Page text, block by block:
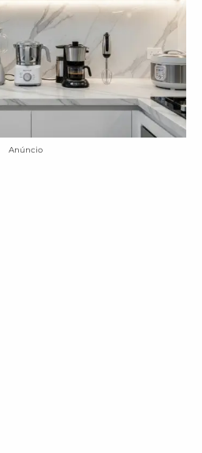
Anúncio